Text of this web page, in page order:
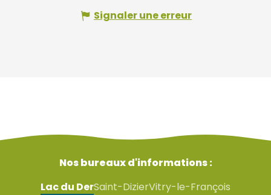
Signaler une erreur
Nos bureaux d'informations :
Lac du DerSaint-DizierVitry-le-François